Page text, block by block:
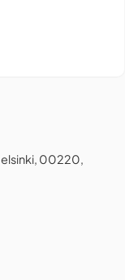
00220,